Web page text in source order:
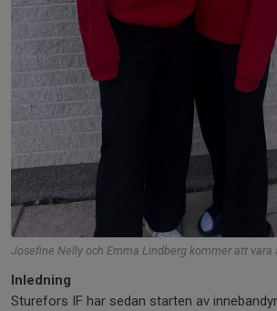
Josefine Nelly och Emma Lindberg kommer att vara
Inledning
Sturefors IF har sedan starten av